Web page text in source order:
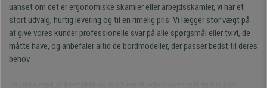
uanset om det er ergonomiske skamler eller arbejdsskamler, vi har et
stort udvalg, hurtig levering og til en rimelig pris. Vi lægger stor vægt på
at give vores kunder professionelle svar på alle spørgsmål eller tvivl, de
måtte have, og anbefaler altid de bordmodeller, der passer bedst til deres
behov.